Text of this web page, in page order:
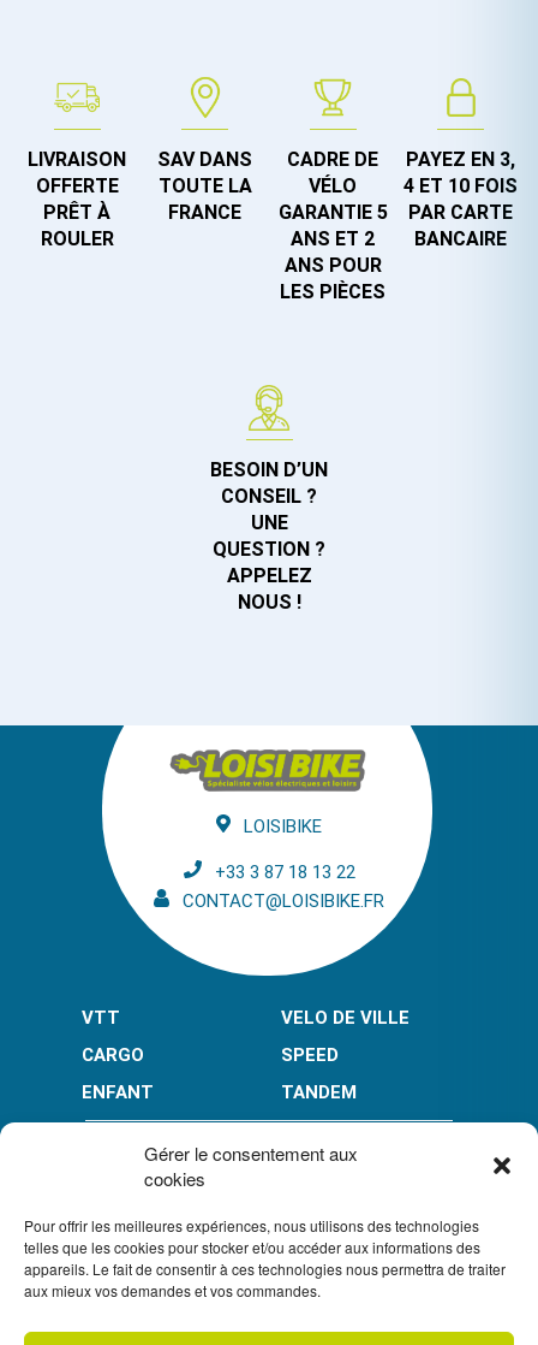
Gérer le consentement aux
cookies
Pour offrir les meilleures expériences, nous utilisons des technologies
telles que les cookies pour stocker et/ou accéder aux informations des
appareils. Le fait de consentir à ces technologies nous permettra de traiter
aux mieux vos demandes et vos commandes.
LIVRAISON
OFFERTE
PRÊT À
ROULER
SAV DANS
TOUTE LA
FRANCE
CADRE DE
VÉLO
GARANTIE 5
ANS ET 2
ANS POUR
LES PIÈCES
PAYEZ EN 3,
4 ET 10 FOIS
PAR CARTE
BANCAIRE
BESOIN D’UN
CONSEIL ?
UNE
QUESTION ?
APPELEZ
NOUS !
LOISIBIKE
+33 3 87 18 13 22
CONTACT@LOISIBIKE.FR
VTT
VELO DE VILLE
CARGO
SPEED
ENFANT
TANDEM
PAIEMENT EN PLUSIEURS FOIS* :
LIMITÉ À 3000 € POUR LE 10X. LIMITÉ À 6000 € POUR LE 3X ET 4X.
CONDITION GÉNÉRALES DE VENTE
POLITIQUE DE CONFIDENTIALITÉ